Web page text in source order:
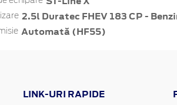
2.5l Duratec FHEV 183 CP -
Automată (HF55)
LINK-URI RAPIDE